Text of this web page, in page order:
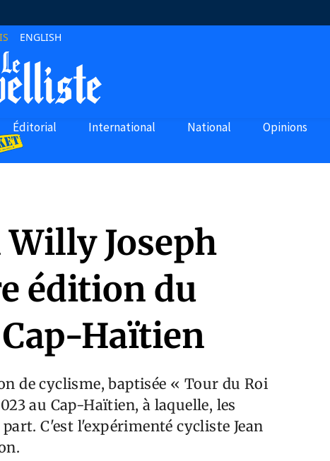
ENGLISH
Éditorial International National Opinions
Willy Joseph
édition du
Haïtien
de cyclisme, baptisée « Tour du Roi
au Cap-Haïtien, à laquelle, les
C'est l'expérimenté cycliste Jean